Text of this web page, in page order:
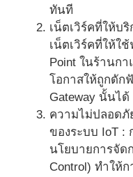
ทันที
เน็ตเวิร์คที่ให้บ
เน็ตเวิร์คที่ให้ใ
Point ในร้านก
โอกาสให้ถูกดัก
Gateway นั้นได้
ความไม่ปลอดภั
ของระบบ IoT :
นโยบายการจัด
Control) ทำให้